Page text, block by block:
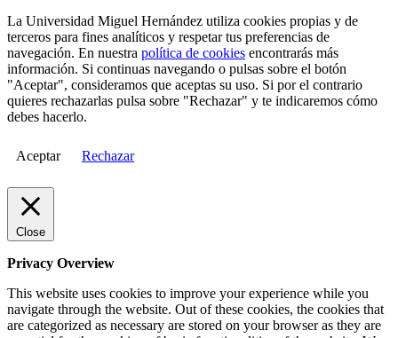
La Universidad Miguel Hernández utiliza cookies propias y de
terceros para fines analíticos y respetar tus preferencias de
navegación. En nuestra política de cookies encontrarás más
información. Si continuas navegando o pulsas sobre el botón
"Aceptar", consideramos que aceptas su uso. Si por el contrario
quieres rechazarlas pulsa sobre "Rechazar" y te indicaremos cómo
debes hacerlo.
Aceptar Rechazar
Close
Privacy Overview
This website uses cookies to improve your experience while you
navigate through the website. Out of these cookies, the cookies that
are categorized as necessary are stored on your browser as they are